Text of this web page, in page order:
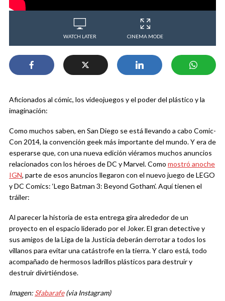
WATCH LATER CINEMA MODE
Aficionados al cómic, los videojuegos y el poder del plástico y la
imaginación:
Como muchos saben, en San Diego se está llevando a cabo Comic-
Con 2014, la convención geek más importante del mundo. Y era de
esperarse que, con una nueva edición viéramos muchos anuncios
relacionados con los héroes de DC y Marvel. Como mostró anoche
IGN, parte de esos anuncios llegaron con el nuevo juego de LEGO
y DC Comics: ‘Lego Batman 3: Beyond Gotham’. Aquí tienen el
tráiler:
Al parecer la historia de esta entrega gira alrededor de un
proyecto en el espacio liderado por el Joker. El gran detective y
sus amigos de la Liga de la Justicia deberán derrotar a todos los
villanos para evitar una catástrofe en la tierra. Y claro está, todo
acompañado de hermosos ladrillos plásticos para destruir y
destruir divirtiéndose.
Imagen: Sfabarafe(via Instagram)